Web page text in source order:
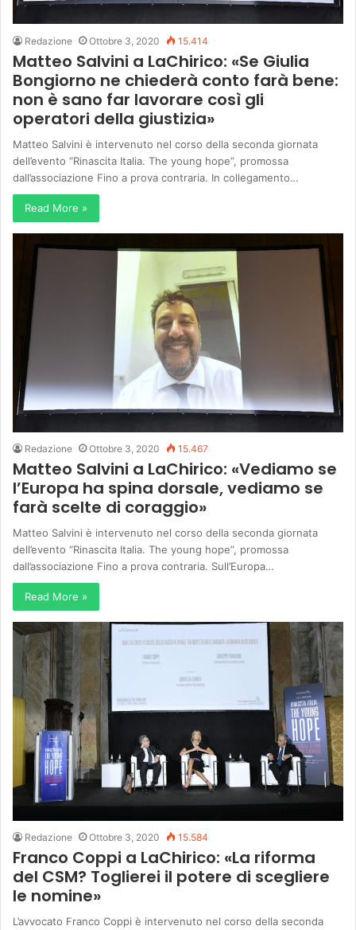
Redazione Ottobre 3, 2020 15.414
Matteo Salvini a LaChirico: «Se Giulia
Bongiorno ne chiederà conto farà bene:
non è sano far lavorare così gli
operatori della giustizia»
Matteo Salvini è intervenuto nel corso della seconda giornata
dell’evento “Rinascita Italia. The young hope”, promossa
dall’associazione Fino a prova contraria. In collegamento…
Read More »
Redazione Ottobre 3, 2020 15.467
Matteo Salvini a LaChirico: «Vediamo se
l’Europa ha spina dorsale, vediamo se
farà scelte di coraggio»
Matteo Salvini è intervenuto nel corso della seconda giornata
dell’evento “Rinascita Italia. The young hope”, promossa
dall’associazione Fino a prova contraria. Sull’Europa…
Read More »
Redazione Ottobre 3, 2020 15.584
Franco Coppi a LaChirico: «La riforma
del CSM? Toglierei il potere di scegliere
le nomine»
L’avvocato Franco Coppi è intervenuto nel corso della seconda